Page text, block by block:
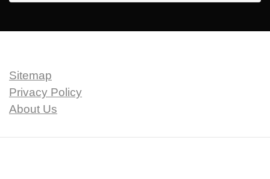
Sitemap
Privacy Policy
About Us